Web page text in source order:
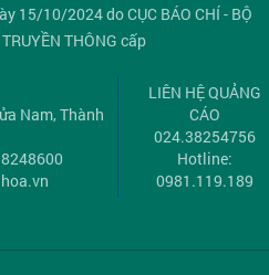
15/10/2024 do CỤC BÁO CHÍ - BỘ
THÔNG cấp
Nam, Thành
LIÊN HỆ QUẢNG
CÁO
024.38254756
Hotline:
0981.119.189